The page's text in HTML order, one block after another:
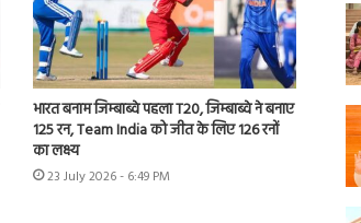
भारत बनाम जिम्बाब्वे पहला T20, जिम्बाब्वे ने बनाए
125 रन, Team India को जीत के लिए 126 रनों
का लक्ष्य
23 July 2026 - 6:49 PM